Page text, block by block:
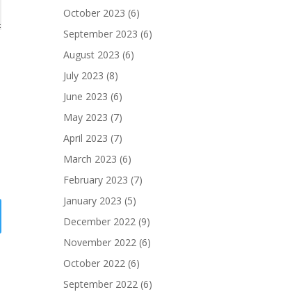
October 2023 (6)
September 2023 (6)
August 2023 (6)
July 2023 (8)
June 2023 (6)
May 2023 (7)
April 2023 (7)
March 2023 (6)
February 2023 (7)
January 2023 (5)
December 2022 (9)
November 2022 (6)
October 2022 (6)
September 2022 (6)